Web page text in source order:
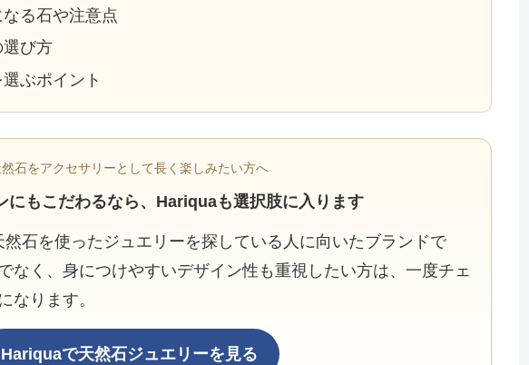
る石や注意点
選び方
ぶポイント
然石をアクセサリーとして長く楽しみたい方へ
にもこだわるなら、Hariquaも選択肢に入ります
石を使ったジュエリーを探している人に向いたブランドで
なく、身につけやすいデザイン性も重視したい方は、一度チェ
なります。
Hariquaで天然石ジュエリーを見る